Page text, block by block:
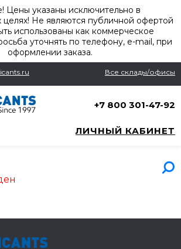
Цены указаны исключительно в
Не являются публичной офертой
использованы как коммерческое
уточнять по телефону, e-mail, при
оформлении заказа.
Все склады/офисы
+7 800 301-47-92
ЛИЧНЫЙ КАБИНЕТ